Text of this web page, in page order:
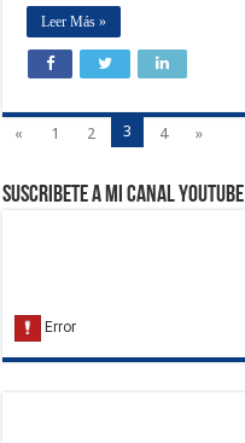
Leer Más »
« 1 2 3 4 »
Suscribete a Mi Canal Youtube